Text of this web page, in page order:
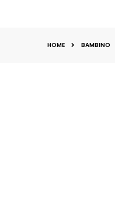
HOME BAMBINO